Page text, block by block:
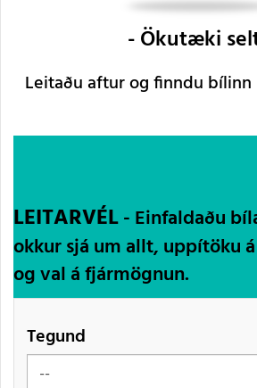
Ökutæki
Leitaðu aftur og finndu
LEITARVÉL- Einfaldaðu
okkur sjá um allt, uppítöku
og val á fjármögnun.
Tegund